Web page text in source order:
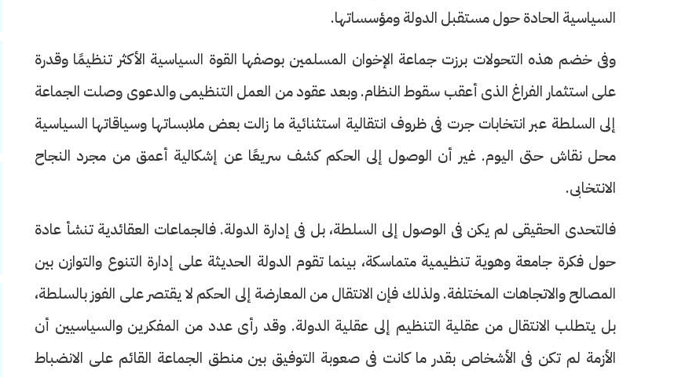
السياسية الحادة حول مستقبل الدولة ومؤسساتها.
وفى خضم هذه التحولات برزت جماعة الإخوان المسلمين بوصفها القوة السياسية الأكثر تنظيمًا وقدرة
على استثمار الفراغ الذى أعقب سقوط النظام. وبعد عقود من العمل التنظيمى والدعوى وصلت الجماعة
إلى السلطة عبر انتخابات جرت فى ظروف انتقالية استثنائية ما زالت بعض ملابساتها وسياقاتها السياسية
محل نقاش حتى اليوم. غير أن الوصول إلى الحكم كشف سريعًا عن إشكالية أعمق من مجرد النجاح
الانتخابى.
فالتحدى الحقيقى لم يكن فى الوصول إلى السلطة، بل فى إدارة الدولة. فالجماعات العقائدية تنشأ عادة
حول فكرة جامعة وهوية تنظيمية متماسكة، بينما تقوم الدولة الحديثة على إدارة التنوع والتوازن بين
المصالح والاتجاهات المختلفة. ولذلك فإن الانتقال من المعارضة إلى الحكم لا يقتصر على الفوز بالسلطة،
بل يتطلب الانتقال من عقلية التنظيم إلى عقلية الدولة. وقد رأى عدد من المفكرين والسياسيين أن
الأزمة لم تكن فى الأشخاص بقدر ما كانت فى صعوبة التوفيق بين منطق الجماعة القائم على الانضباط